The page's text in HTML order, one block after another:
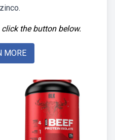
the button below.
MORE